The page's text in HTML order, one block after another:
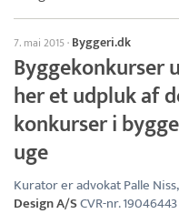
7. mai 2015· Byggeri.dk
Byggekonkurser
her et udpluk af
konkurser i
uge
Kurator er advokat Palle
Design A/SCVR-nr.